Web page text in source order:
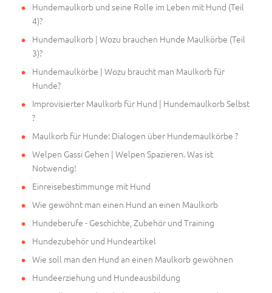
Hundemaulkorb und seine Rolle im Leben mit Hund (Teil
4)?
Hundemaulkorb | Wozu brauchen Hunde Maulkörbe (Teil
3)?
Hundemaulkörbe | Wozu braucht man Maulkorb für
Hunde?
Improvisierter Maulkorb für Hund | Hundemaulkorb Selbst
?
Maulkorb für Hunde: Dialogen über Hundemaulkörbe ?
Welpen Gassi Gehen | Welpen Spazieren. Was ist
Notwendig!
Einreisebestimmunge mit Hund
Wie gewöhnt man einen Hund an einen Maulkorb
Hundeberufe - Geschichte, Zubehör und Training
Hundezubehör und Hundeartikel
Wie soll man den Hund an einen Maulkorb gewöhnen
Hundeerziehung und Hundeausbildung